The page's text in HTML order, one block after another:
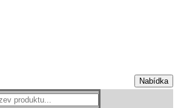
Nabídka